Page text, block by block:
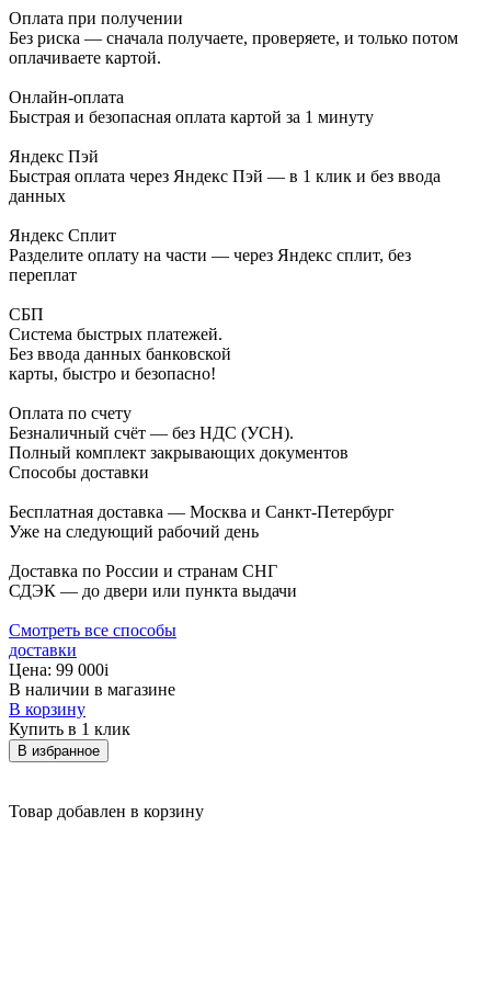
Оплата при получении
Без риска — сначала получаете, проверяете, и только потом
оплачиваете картой.
Онлайн-оплата
Быстрая и безопасная оплата картой за 1 минуту
Яндекс Пэй
Быстрая оплата через Яндекс Пэй — в 1 клик и без ввода
данных
Яндекс Сплит
Разделите оплату на части — через Яндекс сплит, без
переплат
СБП
Система быстрых платежей.
Без ввода данных банковской
карты, быстро и безопасно!
Оплата по счету
Безналичный счёт — без НДС (УСН).
Полный комплект закрывающих документов
Способы доставки
Бесплатная доставка — Москва и Санкт-Петербург
Уже на следующий рабочий день
Доставка по России и странам СНГ
СДЭК — до двери или пункта выдачи
Смотреть все способы
доставки
Цена: 99 000i
В наличии в магазине
В корзину
Купить в 1 клик
В избранное
Товар добавлен в корзину